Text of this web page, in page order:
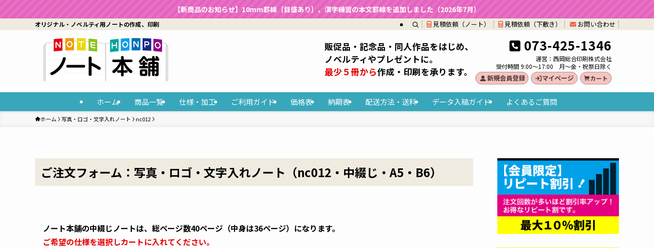
【新商品のお知らせ】10mm罫線［目盛あり］、漢字練習の本文罫線を追加しました（2026年7月）
オリジナル・ノベルティ用ノートの作成、印刷 見積依頼（ノート） 見積依頼（下敷き） お問い合わせ
ホーム 商品一覧 仕様・加工 ご利用ガイド 価格表 納期表 配送方法・送料 データ入稿ガイド よくあるご質問
販促品・記念品・同人作品をはじめ、
ノベルティやプレゼントに。
最少５冊から作成・印刷を承ります。
073-425-1346
運営：西岡総合印刷株式会社
受付時間 9:00～17:00 月～金・祝祭日除く
新規会員登録 マイページ カート
ホーム 写真・ロゴ・文字入れノート nc012
ご注文フォーム：写真・ロゴ・文字入れノート（nc012・中綴じ・A5・B6）
ノート本舗の中綴じノートは、総ページ数40ページ（中身は36ページ）になります。
ご希望の仕様を選択しカートに入れてください。